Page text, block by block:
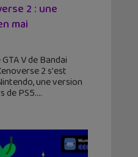
2 : une
mai
V de Bandai
2 s'est
une version
de PS5.